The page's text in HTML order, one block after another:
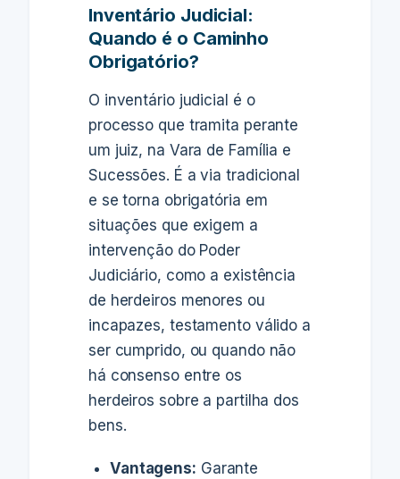
Inventário Judicial:
Quando é o Caminho
Obrigatório?
O inventário judicial é o
processo que tramita perante
um juiz, na Vara de Família e
Sucessões. É a via tradicional
e se torna obrigatória em
situações que exigem a
intervenção do Poder
Judiciário, como a existência
de herdeiros menores ou
incapazes, testamento válido a
ser cumprido, ou quando não
há consenso entre os
herdeiros sobre a partilha dos
bens.
Vantagens: Garante